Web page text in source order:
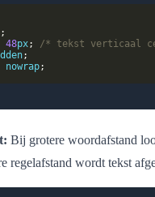
48px; /* tekst verticaal
nowrap
Bij grotere woordafstand
regelafstand wordt tekst